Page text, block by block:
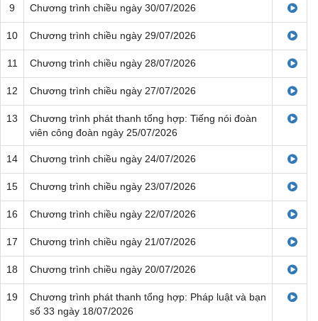
9 Chương trình chiều ngày 30/07/2026
10 Chương trình chiều ngày 29/07/2026
11 Chương trình chiều ngày 28/07/2026
12 Chương trình chiều ngày 27/07/2026
13
Chương trình phát thanh tổng hợp: Tiếng nói đoàn
viên công đoàn ngày 25/07/2026
14 Chương trình chiều ngày 24/07/2026
15 Chương trình chiều ngày 23/07/2026
16 Chương trình chiều ngày 22/07/2026
17 Chương trình chiều ngày 21/07/2026
18 Chương trình chiều ngày 20/07/2026
19
Chương trình phát thanh tổng hợp: Pháp luật và bạn
số 33 ngày 18/07/2026